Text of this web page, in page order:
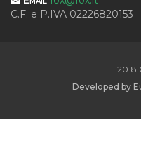
C.F. e P.IVA 02226820153
2018
Developed by